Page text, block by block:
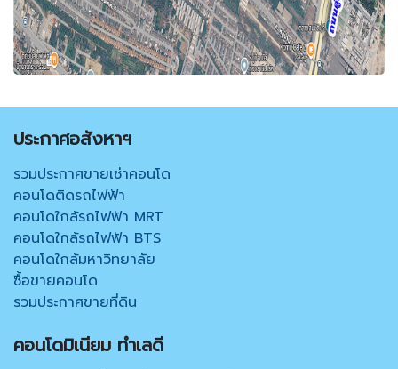
ประกาศอสังหาฯ
รวมประกาศขายเช่าคอนโด
คอนโดติดรถไฟฟ้า
คอนโดใกล้รถไฟฟ้า MRT
คอนโดใกล้รถไฟฟ้า BTS
คอนโดใกล้มหาวิทยาลัย
ซื้อขายคอนโด
รวมประกาศขายที่ดิน
คอนโดมิเนียม ทำเลดี